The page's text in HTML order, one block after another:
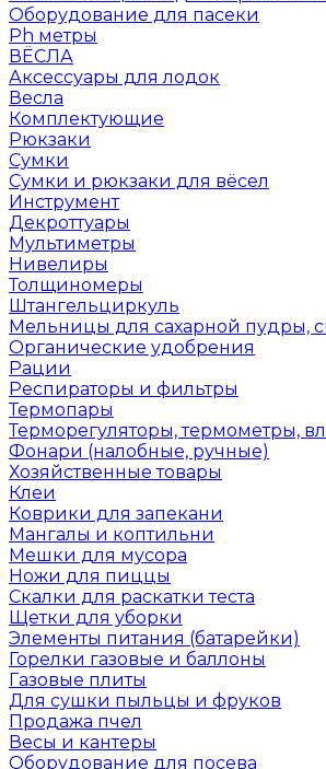
Оборудование для пасеки
Ph метры
ВЁСЛА
Аксессуары для лодок
Весла
Комплектующие
Рюкзаки
Сумки
Сумки и рюкзаки для вёсел
Инструмент
Декроттуары
Мультиметры
Нивелиры
Толщиномеры
Штангельциркуль
Мельницы для сахарной пудры,
Органические удобрения
Рации
Респираторы и фильтры
Термопары
Терморегуляторы, термометры,
Фонари (налобные, ручные)
Хозяйственные товары
Клеи
Коврики для запекани
Мангалы и коптильни
Мешки для мусора
Ножи для пиццы
Скалки для раскатки теста
Щетки для уборки
Элементы питания (батарейки)
Горелки газовые и баллоны
Газовые плиты
Для сушки пыльцы и фруков
Продажа пчел
Весы и кантеры
Оборудование для посева